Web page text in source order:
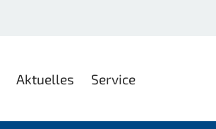
Aktuelles Service